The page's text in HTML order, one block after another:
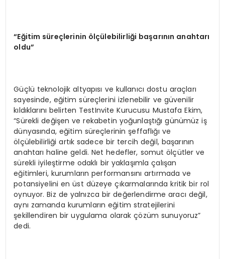
“Eğitim süreçlerinin ölçülebilirliği başarının anahtarı
oldu”
Güçlü teknolojik altyapısı ve kullanıcı dostu araçları
sayesinde, eğitim süreçlerini izlenebilir ve güvenilir
kıldıklarını belirten TestInvite Kurucusu Mustafa Ekim,
“Sürekli değişen ve rekabetin yoğunlaştığı günümüz iş
dünyasında, eğitim süreçlerinin şeffaflığı ve
ölçülebilirliği artık sadece bir tercih değil, başarının
anahtarı haline geldi. Net hedefler, somut ölçütler ve
sürekli iyileştirme odaklı bir yaklaşımla çalışan
eğitimleri, kurumların performansını artırmada ve
potansiyelini en üst düzeye çıkarmalarında kritik bir rol
oynuyor. Biz de yalnızca bir değerlendirme aracı değil,
aynı zamanda kurumların eğitim stratejilerini
şekillendiren bir uygulama olarak çözüm sunuyoruz”
dedi.